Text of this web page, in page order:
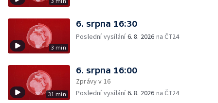
3 min
6. srpna 16:30
Poslední vysílání6. 8. 2026 na ČT24
31 min
6. srpna 16:00
Zprávy v 16
Poslední vysílání6. 8. 2026 na ČT24